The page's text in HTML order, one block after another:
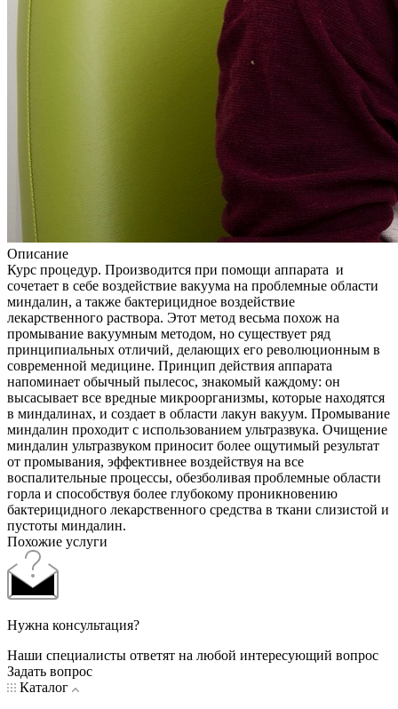
Описание
Курс процедур. Производится при помощи аппарата и
сочетает в себе воздействие вакуума на проблемные области
миндалин, а также бактерицидное воздействие
лекарственного раствора. Этот метод весьма похож на
промывание вакуумным методом, но существует ряд
принципиальных отличий, делающих его революционным в
современной медицине. Принцип действия аппарата
напоминает обычный пылесос, знакомый каждому: он
высасывает все вредные микроорганизмы, которые находятся
в миндалинах, и создает в области лакун вакуум. Промывание
миндалин проходит с использованием ультразвука. Очищение
миндалин ультразвуком приносит более ощутимый результат
от промывания, эффективнее воздействуя на все
воспалительные процессы, обезболивая проблемные области
горла и способствуя более глубокому проникновению
бактерицидного лекарственного средства в ткани слизистой и
пустоты миндалин.
Похожие услуги
Нужна консультация?
Наши специалисты ответят на любой интересующий вопрос
Задать вопрос
Каталог